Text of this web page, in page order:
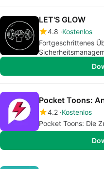
LET'S GLOW
4.8 Kostenlos
Fortgeschrittenes
Pocket Toons:
4.2 Kostenlos
Pocket Toons: Die